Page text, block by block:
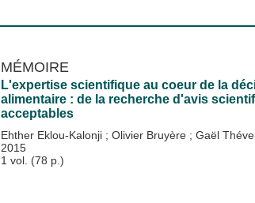
MÉMOIRE
L'expertise scientifique au coeur de la
alimentaire : de la recherche d'avis
acceptables
Ehther Eklou-Kalonji ; Olivier Bruyère ; Gaël
2015
1 vol. (78 p.)